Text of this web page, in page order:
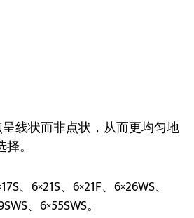
线状而非点状，从而更均匀地
。
、6×21S、6×21F、6×26WS、
、6×55SWS。